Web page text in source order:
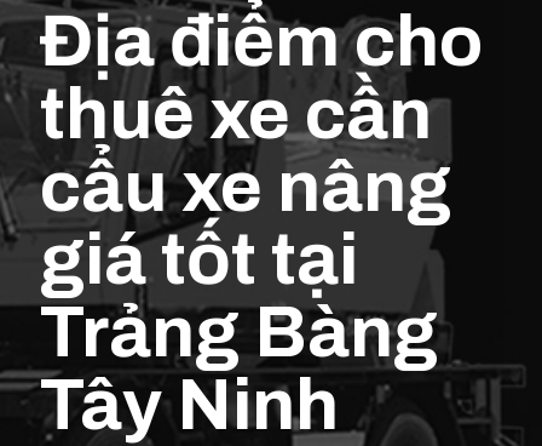
Địa điểm cho
thuê xe cần
cẩu xe nâng
giá tốt tại
Trảng Bàng
Tây Ninh